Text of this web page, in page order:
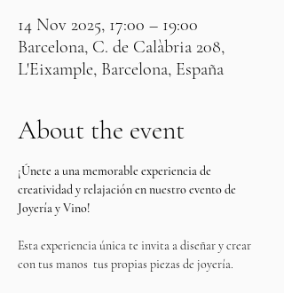
14 Nov 2025, 17:00 – 19:00
Barcelona, C. de Calàbria 208,
L'Eixample, Barcelona, España
About the event
¡Únete a una memorable experiencia de
creatividad y relajación en nuestro evento de
Joyería y Vino!
Esta experiencia única te invita a diseñar y crear
con tus manos  tus propias piezas de joyería.